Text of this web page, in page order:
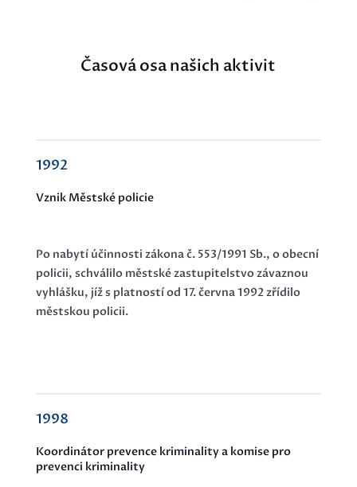
Časová osa našich aktivit
1992
Vznik Městské policie
Po nabytí účinnosti zákona č. 553/1991 Sb., o obecní
policii, schválilo městské zastupitelstvo závaznou
vyhlášku, jíž s platností od 17. června 1992 zřídilo
městskou policii.
1998
Koordinátor prevence kriminality a komise pro
prevenci kriminality